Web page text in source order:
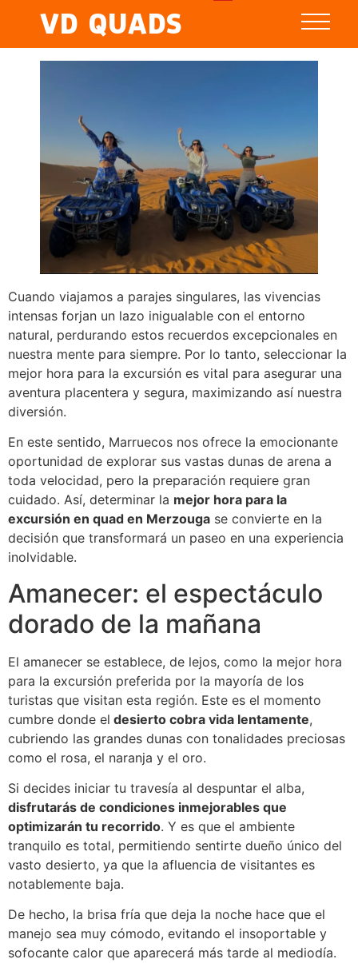
VD QUADS
Cuando viajamos a parajes singulares, las vivencias
intensas forjan un lazo inigualable con el entorno
natural, perdurando estos recuerdos excepcionales en
nuestra mente para siempre. Por lo tanto, seleccionar la
mejor hora para la excursión es vital para asegurar una
aventura placentera y segura, maximizando así nuestra
diversión.
En este sentido, Marruecos nos ofrece la emocionante
oportunidad de explorar sus vastas dunas de arena a
toda velocidad, pero la preparación requiere gran
cuidado. Así, determinar la mejor hora para la
excursión en quad en Merzouga se convierte en la
decisión que transformará un paseo en una experiencia
inolvidable.
Amanecer: el espectáculo
dorado de la mañana
El amanecer se establece, de lejos, como la mejor hora
para la excursión preferida por la mayoría de los
turistas que visitan esta región. Este es el momento
cumbre donde el desierto cobra vida lentamente,
cubriendo las grandes dunas con tonalidades preciosas
como el rosa, el naranja y el oro.
Si decides iniciar tu travesía al despuntar el alba,
disfrutarás de condiciones inmejorables que
optimizarán tu recorrido. Y es que el ambiente
tranquilo es total, permitiendo sentirte dueño único del
vasto desierto, ya que la afluencia de visitantes es
notablemente baja.
De hecho, la brisa fría que deja la noche hace que el
manejo sea muy cómodo, evitando el insoportable y
sofocante calor que aparecerá más tarde al mediodía.